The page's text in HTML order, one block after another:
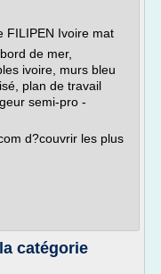
FILIPEN Ivoire mat
de mer,
ivoire, murs bleu
plan de travail
semi-pro -
d?couvrir les plus
catégorie